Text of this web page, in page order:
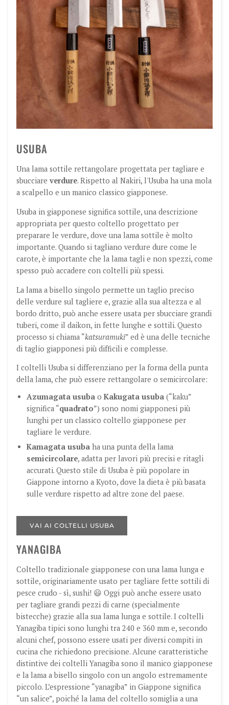
USUBA
Una lama sottile rettangolare progettata per tagliare e
sbucciare verdure. Rispetto al Nakiri, l'Usuba ha una mola
a scalpello e un manico classico giapponese.
Usuba in giapponese significa sottile, una descrizione
appropriata per questo coltello progettato per
preparare le verdure, dove una lama sottile è molto
importante. Quando si tagliano verdure dure come le
carote, è importante che la lama tagli e non spezzi, come
spesso può accadere con coltelli più spessi.
La lama a bisello singolo permette un taglio preciso
delle verdure sul tagliere e, grazie alla sua altezza e al
bordo dritto, può anche essere usata per sbucciare grandi
tuberi, come il daikon, in fette lunghe e sottili. Questo
processo si chiama “katsuramuki” ed è una delle tecniche
di taglio giapponesi più difficili e complesse.
I coltelli Usuba si differenziano per la forma della punta
della lama, che può essere rettangolare o semicircolare:
Azumagata usuba o Kakugata usuba (“kaku”
significa “quadrato”) sono nomi giapponesi più
lunghi per un classico coltello giapponese per
tagliare le verdure.
Kamagata usuba ha una punta della lama
semicircolare, adatta per lavori più precisi e ritagli
accurati. Questo stile di Usuba è più popolare in
Giappone intorno a Kyoto, dove la dieta è più basata
sulle verdure rispetto ad altre zone del paese.
VAI AI COLTELLI USUBA
YANAGIBA
Coltello tradizionale giapponese con una lama lunga e
sottile, originariamente usato per tagliare fette sottili di
pesce crudo - sì, sushi! 😃 Oggi può anche essere usato
per tagliare grandi pezzi di carne (specialmente
bistecche) grazie alla sua lama lunga e sottile. I coltelli
Yanagiba tipici sono lunghi tra 240 e 360 mm e, secondo
alcuni chef, possono essere usati per diversi compiti in
cucina che richiedono precisione. Alcune caratteristiche
distintive dei coltelli Yanagiba sono il manico giapponese
e la lama a bisello singolo con un angolo estremamente
piccolo. L’espressione “yanagiba” in Giappone significa
“un salice”, poiché la lama del coltello somiglia a una